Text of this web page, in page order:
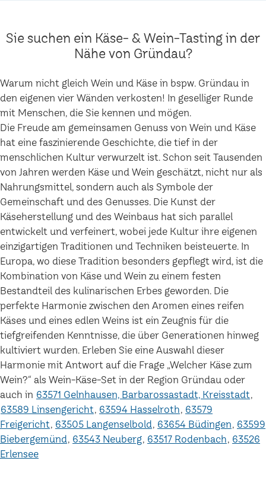
Sie suchen ein Käse- & Wein-Tasting in der
Nähe von Gründau?
Warum nicht gleich Wein und Käse in bspw. Gründau in
den eigenen vier Wänden verkosten! In geselliger Runde
mit Menschen, die Sie kennen und mögen.
Die Freude am gemeinsamen Genuss von Wein und Käse
hat eine faszinierende Geschichte, die tief in der
menschlichen Kultur verwurzelt ist. Schon seit Tausenden
von Jahren werden Käse und Wein geschätzt, nicht nur als
Nahrungsmittel, sondern auch als Symbole der
Gemeinschaft und des Genusses. Die Kunst der
Käseherstellung und des Weinbaus hat sich parallel
entwickelt und verfeinert, wobei jede Kultur ihre eigenen
einzigartigen Traditionen und Techniken beisteuerte. In
Europa, wo diese Tradition besonders gepflegt wird, ist die
Kombination von Käse und Wein zu einem festen
Bestandteil des kulinarischen Erbes geworden. Die
perfekte Harmonie zwischen den Aromen eines reifen
Käses und eines edlen Weins ist ein Zeugnis für die
tiefgreifenden Kenntnisse, die über Generationen hinweg
kultiviert wurden. Erleben Sie eine Auswahl dieser
Harmonie mit Antwort auf die Frage „Welcher Käse zum
Wein?“ als Wein-Käse-Set in der Region Gründau oder
auch in 63571 Gelnhausen, Barbarossastadt, Kreisstadt
63589 Linsengericht 63594 Hasselroth 63579
Freigericht 63505 Langenselbold 63654 Büdingen 63599
Biebergemünd 63543 Neuberg 63517 Rodenbach 63526
Erlensee